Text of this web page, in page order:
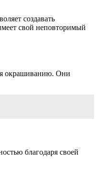
создавать
свой неповторимый
окрашиванию. Они
благодаря своей